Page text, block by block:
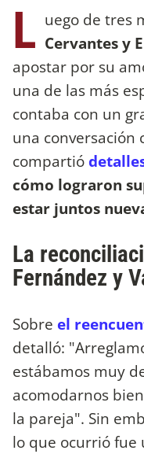
L uego de tres
Cervantes y
apostar por su
una de las más
contaba con un
una conversación
compartió
cómo lograron
estar juntos
La
Fernández y
Sobre el
detalló:
estábamos muy
acomodarnos
la pareja". Sin
lo que ocurrió fue